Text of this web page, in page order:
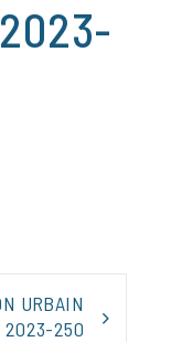
URBAIN
2023-250